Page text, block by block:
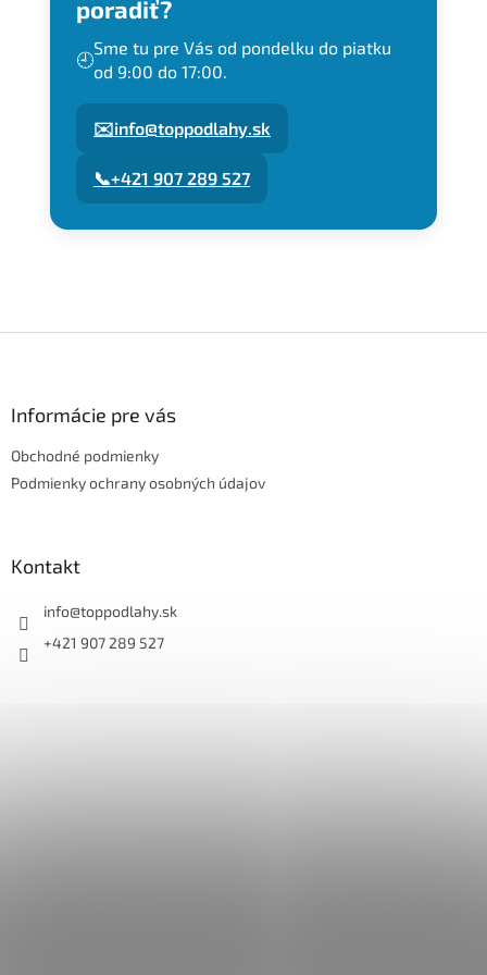
mailom.
poradiť?
🕘
Sme tu pre Vás od pondelku do piatku
od 9:00 do 17:00.
✉️info@toppodlahy.sk
📞+421 907 289 527
Informácie pre vás
Obchodné podmienky
Podmienky ochrany osobných údajov
Kontakt
info@toppodlahy.sk
+421 907 289 527